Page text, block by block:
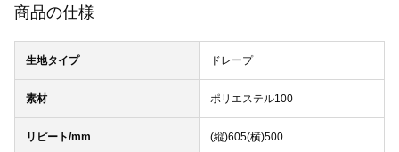
商品の仕様
生地タイプ ドレープ
素材 ポリエステル100
リピート/mm (縦)605(横)500